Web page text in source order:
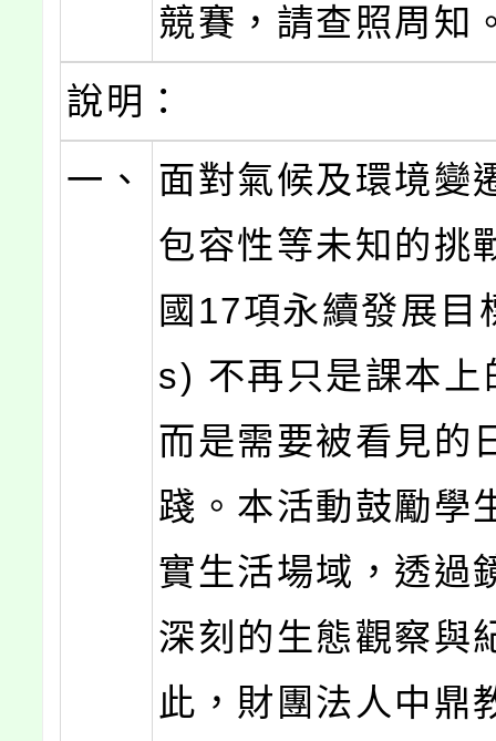
競賽，請查照周知
說明：
一、
面對氣候及環境變
包容性等未知的挑
國17項永續發展
s) 不再只是課本上
而是需要被看見的
踐。本活動鼓勵學
實生活場域，透過
深刻的生態觀察與
此，財團法人中鼎